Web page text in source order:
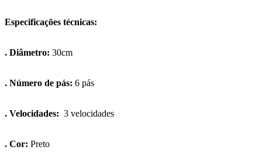
Especificações técnicas:
. Diâmetro: 30cm
. Número de pás: 6 pás
. Velocidades: 3 velocidades
. Cor: Preto